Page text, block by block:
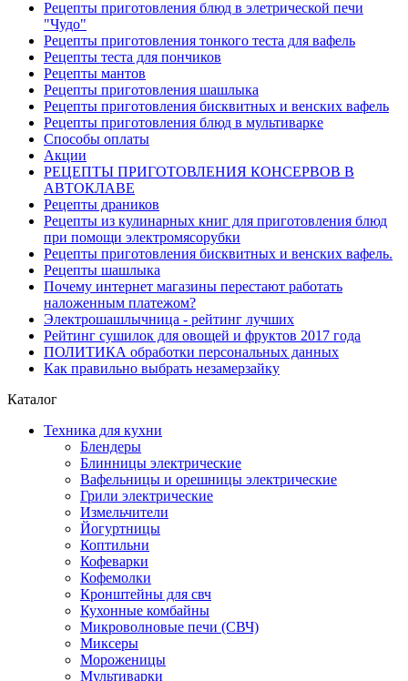
Рецепты приготовления блюд в элетрической печи
"Чудо"
Рецепты приготовления тонкого теста для вафель
Рецепты теста для пончиков
Рецепты мантов
Рецепты приготовления шашлыка
Рецепты приготовления бисквитных и венских вафель
Рецепты приготовления блюд в мультиварке
Способы оплаты
Акции
РЕЦЕПТЫ ПРИГОТОВЛЕНИЯ КОНСЕРВОВ В
АВТОКЛАВЕ
Рецепты драников
Рецепты из кулинарных книг для приготовления блюд
при помощи электромясорубки
Рецепты приготовления бисквитных и венских вафель.
Рецепты шашлыка
Почему интернет магазины перестают работать
наложенным платежом?
Электрошашлычница - рейтинг лучших
Рейтинг сушилок для овощей и фруктов 2017 года
ПОЛИТИКА обработки персональных данных
Как правильно выбрать незамерзайку
Каталог
Техника для кухни
Блендеры
Блинницы электрические
Вафельницы и орешницы электрические
Грили электрические
Измельчители
Йогуртницы
Коптильни
Кофеварки
Кофемолки
Кронштейны для свч
Кухонные комбайны
Микроволновые печи (СВЧ)
Миксеры
Мороженицы
Мультиварки